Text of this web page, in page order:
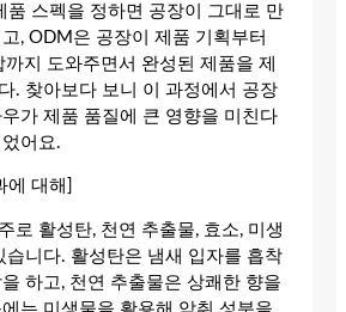
품 스펙을 정하면 공장이 그대로 만
, ODM은 공장이 제품 기획부터
지 도와주면서 완성된 제품을 제
. 찾아보다 보니 이 과정에서 공장
가 제품 품질에 큰 영향을 미친다
어요.
에 대해]
로 활성탄, 천연 추출물, 효소, 미생
습니다. 활성탄은 냄새 입자를 흡착
하고, 천연 추출물은 상쾌한 향을